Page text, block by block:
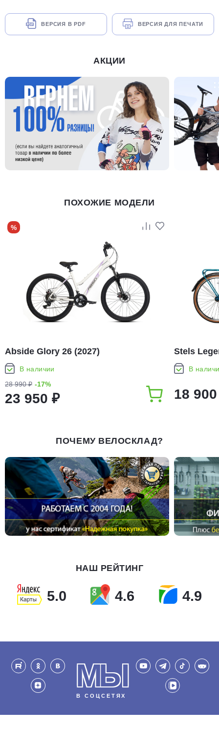
ВЕРСИЯ В PDF ВЕРСИЯ ДЛЯ ПЕЧАТИ
АКЦИИ
ПОХОЖИЕ МОДЕЛИ
%
Abside Glory 26 (2027)
В наличии
28 990 ₽ -17%
23 950 ₽
Stels
В
18
ПОЧЕМУ ВЕЛОСКЛАД?
НАШ РЕЙТИНГ
5.0 4.6 4.9
МЫ
В СОЦСЕТЯХ